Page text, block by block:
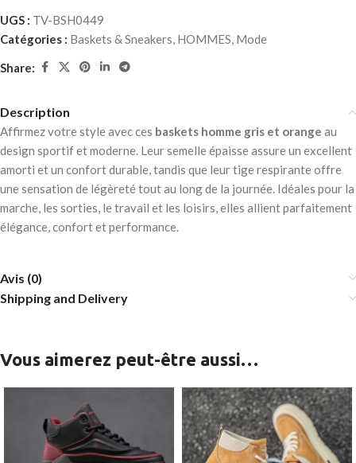
UGS : TV-BSH0449
Catégories : Baskets & Sneakers, HOMMES, Mode
Share:
Description
Affirmez votre style avec ces baskets homme gris et orange au
design sportif et moderne. Leur semelle épaisse assure un excellent
amorti et un confort durable, tandis que leur tige respirante offre
une sensation de légèreté tout au long de la journée. Idéales pour la
marche, les sorties, le travail et les loisirs, elles allient parfaitement
élégance, confort et performance.
Avis (0)
Shipping and Delivery
Vous aimerez peut-être aussi…